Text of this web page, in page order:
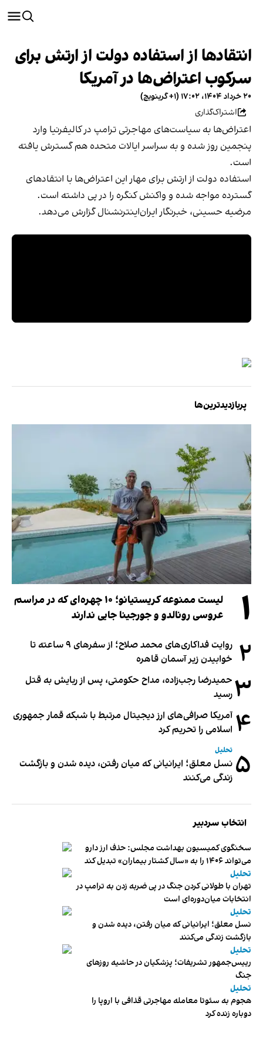
انتقادها از استفاده دولت از ارتش برای
سرکوب اعتراض‌ها در آمریکا
۲۰ خرداد ۱۴۰۴، ۱۷:۰۲ (‎+۱ گرینویچ)
اشتراک‌گذاری
اعتراض‌ها به سیاست‌های مهاجرتی ترامپ در کالیفرنیا وارد
پنجمین روز شده و به سراسر ایالات متحده هم گسترش یافته
است.
استفاده دولت از ارتش برای مهار این اعتراض‌ها با انتقادهای
گسترده مواجه شده و واکنش کنگره را در پی داشته است.
مرضیه حسینی، خبرنگار ایران‌اینترنشنال گزارش می‌دهد.
پربازدیدترین‌ها
۱
لیست ممنوعه کریستیانو؛ ۱۰ چهره‌ای که در مراسم
عروسی رونالدو و جورجینا جایی ندارند
۲
روایت فداکاری‌های محمد صلاح؛ از سفرهای ۹ ساعته تا
خوابیدن زیر آسمان قاهره
۳ حمیدرضا رجب‌زاده، مداح حکومتی، پس از ربایش به قتل
رسید
۴ آمریکا صرافی‌های ارز دیجیتال مرتبط با شبکه قمار جمهوری
اسلامی را تحریم کرد
۵ تحلیل
نسل معلق؛ ایرانیانی که میان رفتن، دیده شدن و بازگشت
زندگی می‌کنند
انتخاب سردبیر
سخنگوی کمیسیون بهداشت مجلس: حذف ارز دارو
می‌تواند ۱۴۰۶ را به «سال کشتار بیماران» تبدیل کند
تحلیل
تهران با طولانی کردن جنگ در پی ضربه زدن به ترامپ در
انتخابات میان‌دوره‌ای است
تحلیل
نسل معلق؛ ایرانیانی که میان رفتن، دیده شدن و
بازگشت زندگی می‌کنند
تحلیل
رییس‌جمهور تشریفات؛ پزشکیان در حاشیه روزهای
جنگ
تحلیل
هجوم به سئوتا معامله مهاجرتی قذافی با اروپا را
دوباره زنده کرد